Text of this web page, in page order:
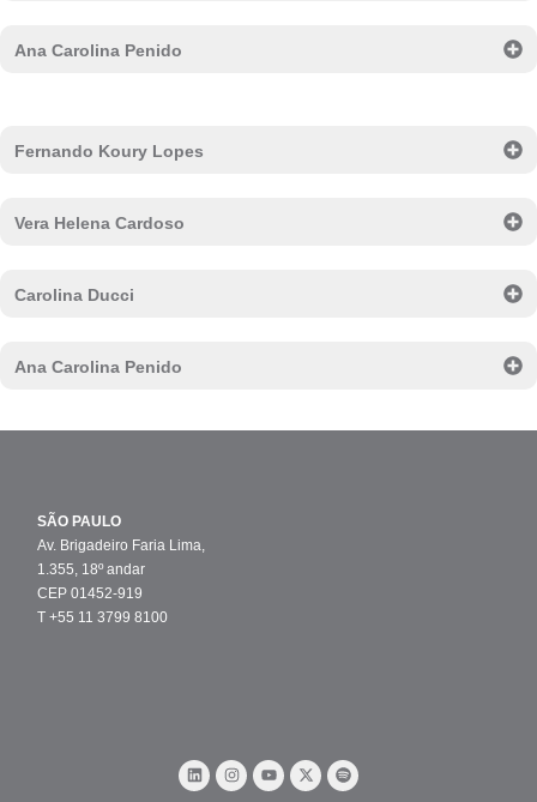
Ana Carolina Penido
Fernando Koury Lopes
Vera Helena Cardoso
Carolina Ducci
Ana Carolina Penido
SÃO PAULO
Av. Brigadeiro Faria Lima,
1.355, 18º andar
CEP 01452-919
T +55 11 3799 8100